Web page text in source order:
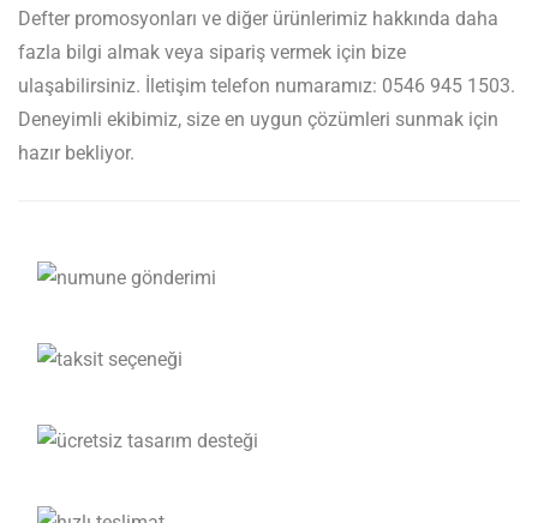
Defter promosyonları ve diğer ürünlerimiz hakkında daha
fazla bilgi almak veya sipariş vermek için bize
ulaşabilirsiniz. İletişim telefon numaramız: 0546 945 1503.
Deneyimli ekibimiz, size en uygun çözümleri sunmak için
hazır bekliyor.